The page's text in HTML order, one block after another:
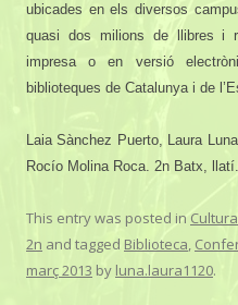
ubicades en els diversos
quasi dos milions de llibres i
impresa o en versió
biblioteques de Catalunya i de
Laia Sànchez Puerto, Laura
Rocío Molina Roca. 2n Batx, llatí.
This entry was posted in
2n and tagged Biblioteca,
març 2013 by luna.laura1120.